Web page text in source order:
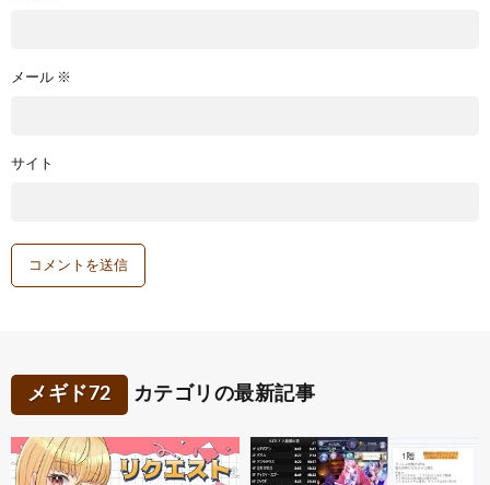
メール ※
サイト
メギド72 カテゴリの最新記事